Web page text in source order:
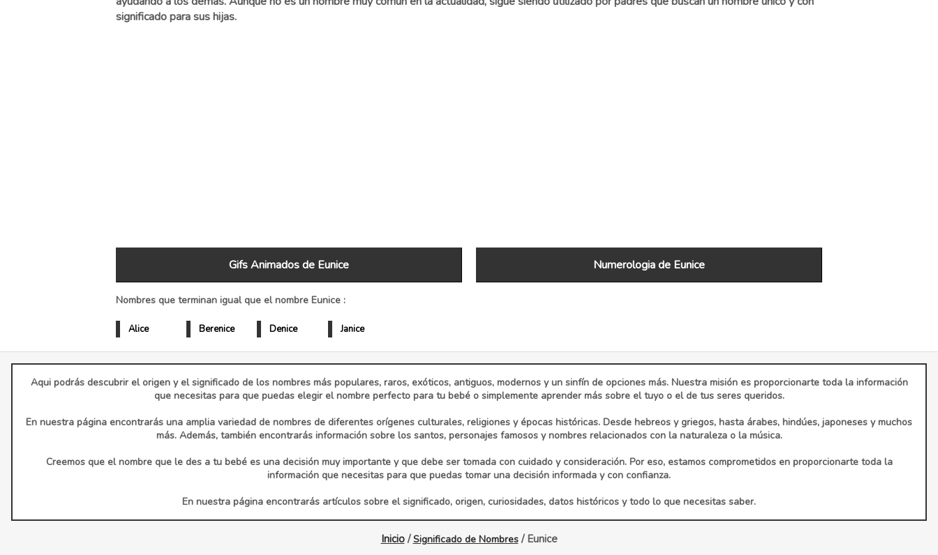
significado para sus hijas.
Gifs Animados de Eunice Numerologia de Eunice
Nombres que terminan igual que el nombre Eunice :
Alice Berenice Denice Janice
Aqui podrás descubrir el origen y el significado de los nombres más populares, raros, exóticos, antiguos, modernos y un sinfín de opciones más. Nuestra misión es proporcionarte toda la información
que necesitas para que puedas elegir el nombre perfecto para tu bebé o simplemente aprender más sobre el tuyo o el de tus seres queridos.
En nuestra página encontrarás una amplia variedad de nombres de diferentes orígenes culturales, religiones y épocas históricas. Desde hebreos y griegos, hasta árabes, hindúes, japoneses y muchos
más. Además, también encontrarás información sobre los santos, personajes famosos y nombres relacionados con la naturaleza o la música.
Creemos que el nombre que le des a tu bebé es una decisión muy importante y que debe ser tomada con cuidado y consideración. Por eso, estamos comprometidos en proporcionarte toda la
información que necesitas para que puedas tomar una decisión informada y con confianza.
En nuestra página encontrarás artículos sobre el significado, origen, curiosidades, datos históricos y todo lo que necesitas saber.
Inicio/Significado de Nombres/ Eunice